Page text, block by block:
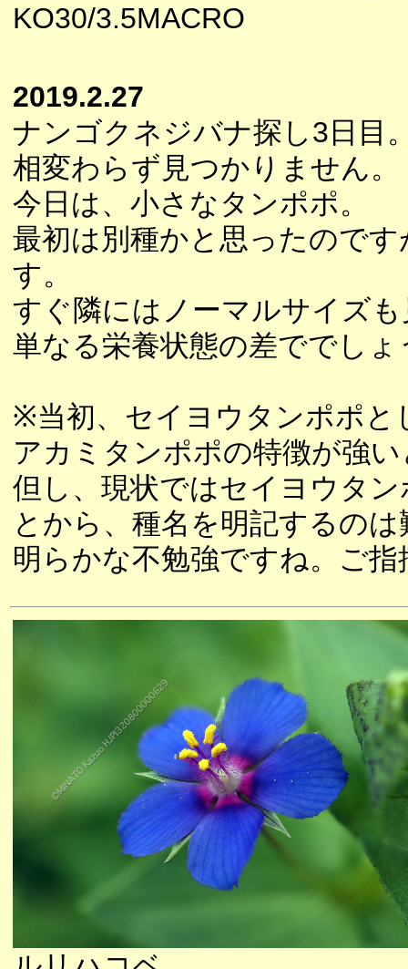
KO30/3.5MACRO
2019.2.27
ナンゴクネジバナ探し3日目
相変わらず見つかりません。
今日は、小さなタンポポ。
最初は別種かと思ったので
す。
すぐ隣にはノーマルサイズ
単なる栄養状態の差ででしょ
※当初、セイヨウタンポポと
アカミタンポポの特徴が強
但し、現状ではセイヨウタ
とから、種名を明記するの
明らかな不勉強ですね。ご